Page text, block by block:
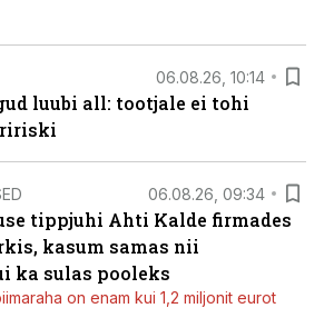
06.08.26, 10:14
luubi all: tootjale ei tohi
06.08.26, 09:34
tippjuhi Ahti Kalde firmades
kasum samas nii
ka sulas pooleks
on enam kui 1,2 miljonit eurot